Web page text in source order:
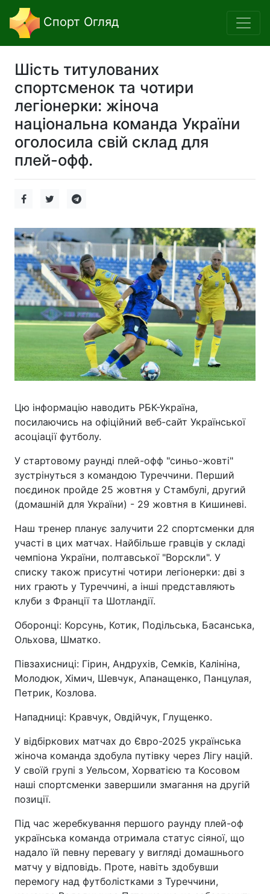
Спорт Огляд
Шість титулованих
спортсменок та чотири
легіонерки: жіноча
національна команда України
оголосила свій склад для
плей-офф.
Цю інформацію наводить РБК-Україна,
посилаючись на офіційний веб-сайт Української
асоціації футболу.
У стартовому раунді плей-офф "синьо-жовті"
зустрінуться з командою Туреччини. Перший
поєдинок пройде 25 жовтня у Стамбулі, другий
(домашній для України) - 29 жовтня в Кишиневі.
Наш тренер планує залучити 22 спортсменки для
участі в цих матчах. Найбільше гравців у складі
чемпіона України, полтавської "Ворскли". У
списку також присутні чотири легіонерки: дві з
них грають у Туреччині, а інші представляють
клуби з Франції та Шотландії.
Оборонці: Корсунь, Котик, Подільська, Басанська,
Ольхова, Шматко.
Півзахисниці: Гірин, Андрухів, Семків, Калініна,
Молодюк, Хімич, Шевчук, Апанащенко, Панцулая,
Петрик, Козлова.
Нападниці: Кравчук, Овдійчук, Глущенко.
У відбіркових матчах до Євро-2025 українська
жіноча команда здобула путівку через Лігу націй.
У своїй групі з Уельсом, Хорватією та Косовом
наші спортсменки завершили змагання на другій
позиції.
Під час жеребкування першого раунду плей-оф
українська команда отримала статус сіяної, що
надало їй певну перевагу у вигляді домашнього
матчу у відповідь. Проте, навіть здобувши
перемогу над футболістками з Туреччини,